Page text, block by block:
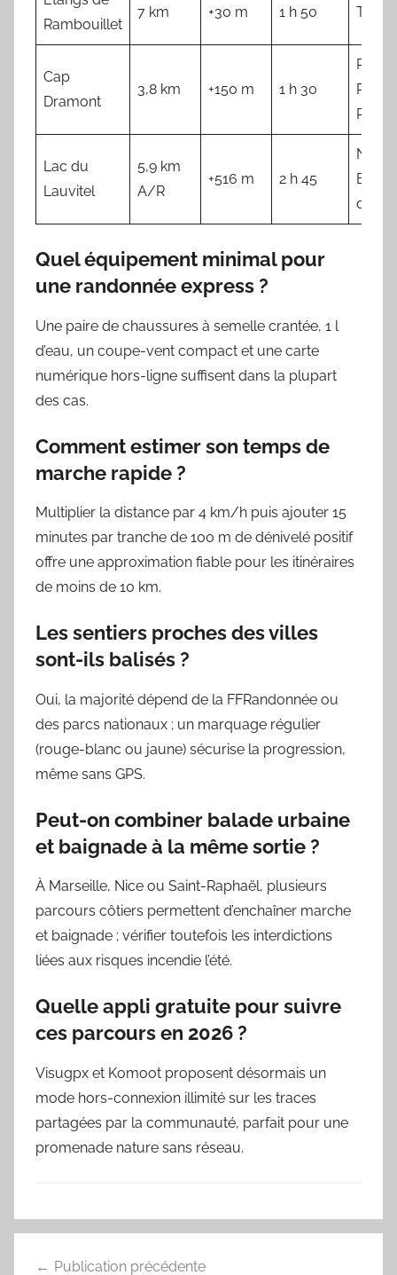
Rambouillet
7 km +30 m 1 h 50 TER N
Cap
Dramont
3,8 km +150 m 1 h 30
Port
Lac du
Lauvitel
5,9 km
A/R
+516 m 2 h 45
Quel équipement minimal pour
une randonnée express ?
Une paire de chaussures à semelle crantée, 1 l
d’eau, un coupe-vent compact et une carte
numérique hors-ligne suffisent dans la plupart
des cas.
Comment estimer son temps de
marche rapide ?
Multiplier la distance par 4 km/h puis ajouter 15
minutes par tranche de 100 m de dénivelé positif
offre une approximation fiable pour les itinéraires
de moins de 10 km.
Les sentiers proches des villes
sont-ils balisés ?
Oui, la majorité dépend de la FFRandonnée ou
des parcs nationaux ; un marquage régulier
(rouge-blanc ou jaune) sécurise la progression,
même sans GPS.
Peut-on combiner balade urbaine
et baignade à la même sortie ?
À Marseille, Nice ou Saint-Raphaël, plusieurs
parcours côtiers permettent d’enchaîner marche
et baignade ; vérifier toutefois les interdictions
liées aux risques incendie l’été.
Quelle appli gratuite pour suivre
ces parcours en 2026 ?
Visugpx et Komoot proposent désormais un
mode hors-connexion illimité sur les traces
partagées par la communauté, parfait pour une
promenade nature sans réseau.
Publication précédente